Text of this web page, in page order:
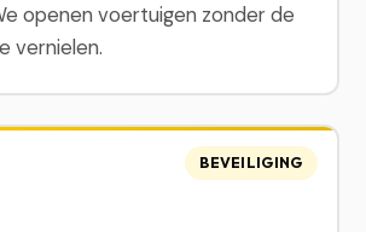
openen voertuigen zonder de
vernielen.
BEVEILIGING